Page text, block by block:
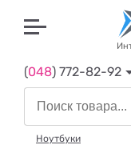
(048) 772-82-92
Ноутбуки